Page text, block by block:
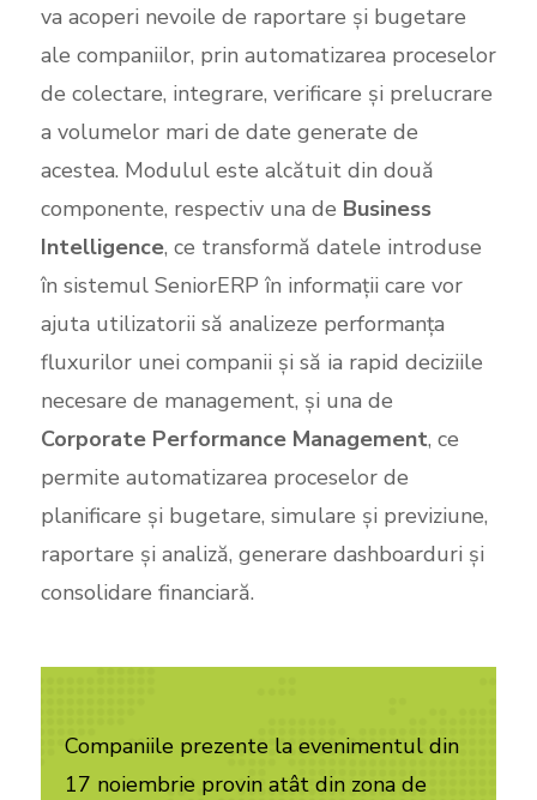
va acoperi nevoile de raportare și bugetare
ale companiilor, prin automatizarea proceselor
de colectare, integrare, verificare și prelucrare
a volumelor mari de date generate de
acestea. Modulul este alcătuit din două
componente, respectiv una de Business
Intelligence, ce transformă datele introduse
în sistemul SeniorERP în informații care vor
ajuta utilizatorii să analizeze performanța
fluxurilor unei companii și să ia rapid deciziile
necesare de management, și una de
Corporate Performance Management, ce
permite automatizarea proceselor de
planificare și bugetare, simulare și previziune,
raportare și analiză, generare dashboarduri și
consolidare financiară.
Companiile prezente la evenimentul din
17 noiembrie provin atât din zona de